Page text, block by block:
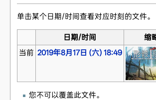
单击某个日期/时间查看对应时刻的文件。
日期/时间
缩
当前 2019年8月17日 (六) 18:49
您不可以覆盖此文件。